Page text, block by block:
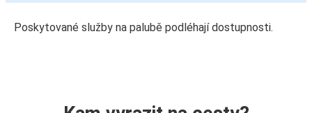
Poskytované služby na palubě podléhají dostupnosti.